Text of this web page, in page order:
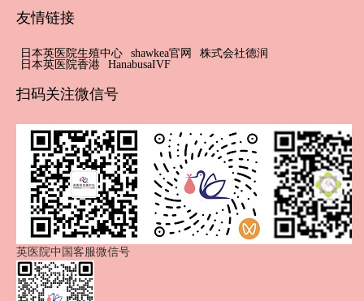
友情链接
日本英医院生殖中心 shawkea官网
株式会社德润
日本英医院香港
HanabusaIVF
扫码关注微信号
英医院中国客服微信号